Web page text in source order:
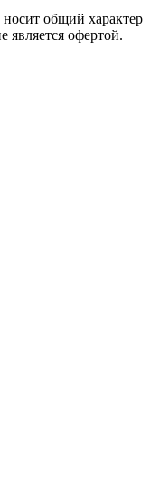
общий характер
является офертой.